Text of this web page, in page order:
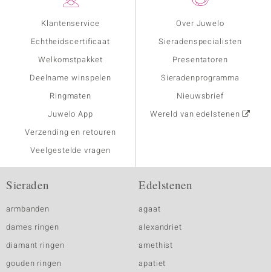
Klantenservice
Echtheidscertificaat
Welkomstpakket
Deelname winspelen
Ringmaten
Juwelo App
Verzending en retouren
Veelgestelde vragen
Over Juwelo
Sieradenspecialisten
Presentatoren
Sieradenprogramma
Nieuwsbrief
Wereld van edelstenen
Sieraden
armbanden
dames ringen
diamant ringen
gouden ringen
Edelstenen
agaat
alexandriet
amethist
apatiet